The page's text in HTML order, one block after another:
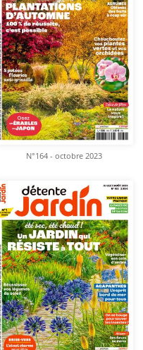
N°164 - octobre 2023